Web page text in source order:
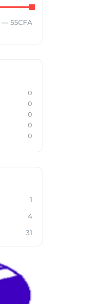
— 55CFA
0
0
0
0
0
1
4
31